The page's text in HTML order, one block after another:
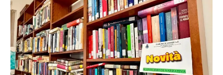
CONSIGLIO REGIONALE
A Palazzo Lascaris la mostra “Romano
Gazzera. Nel regno dei fiori giganti”
di